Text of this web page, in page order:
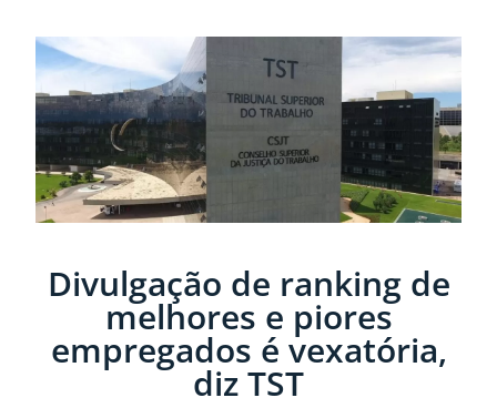
Divulgação de ranking de
melhores e piores
empregados é vexatória,
diz TST